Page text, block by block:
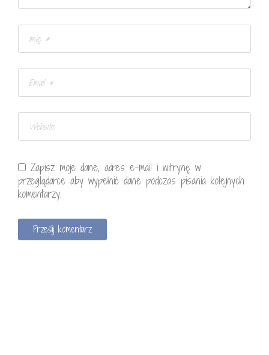
Zapisz moje dane, adres e-mail i witrynę w
przeglądarce aby wypełnić dane podczas pisania kolejnych
komentarzy.